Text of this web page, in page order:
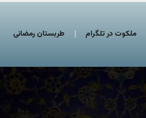
ملکوت در تلگرام طربستان رمضانی